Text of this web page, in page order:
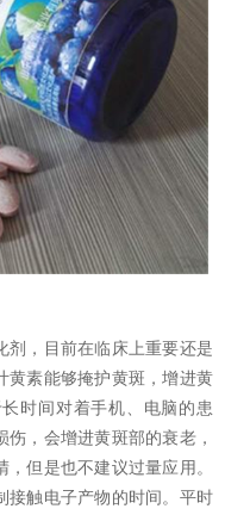
剂，目前在临床上重要还是
黄素能够掩护黄斑，增进黄
时间对着手机、电脑的患
，会增进黄斑部的衰老，
但是也不建议过量应用。
接触电子产物的时间。平时